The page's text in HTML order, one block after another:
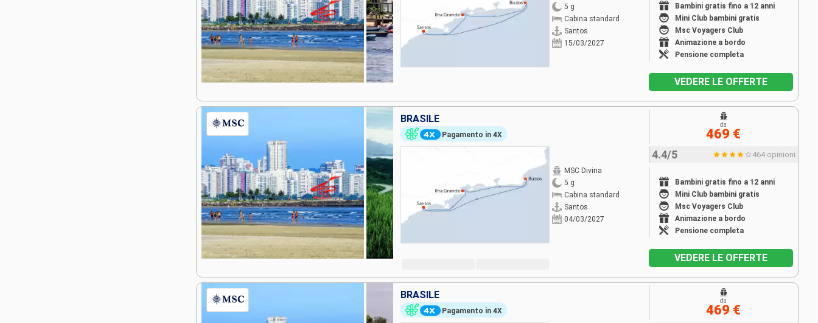
5 g
Cabina standard
Santos
15/03/2027
Bambini gratis fino a 12 anni
Mini Club bambini gratis
Msc Voyagers Club
Animazione a bordo
Pensione completa
VEDERE LE OFFERTE
BRASILE
Pagamento in 4X
MSC Divina
5 g
Cabina standard
Santos
04/03/2027
4.4/5 464 opinioni
Bambini gratis fino a 12 anni
Mini Club bambini gratis
Msc Voyagers Club
Animazione a bordo
Pensione completa
da
469 €
VEDERE LE OFFERTE
BRASILE
Pagamento in 4X
da
469 €